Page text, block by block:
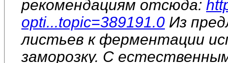
рекомендациям отсюда:
opti...topic=389191.0 Из
листьев к ферментации
заморозку. С